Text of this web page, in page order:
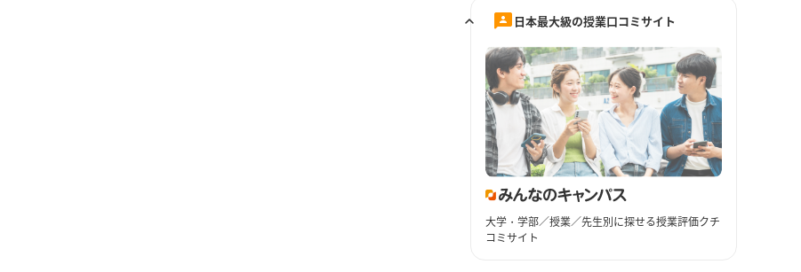
日本最大級の授業口コミサイト
大学・学部／授業／先生別に探せる授業評価クチ
コミサイト